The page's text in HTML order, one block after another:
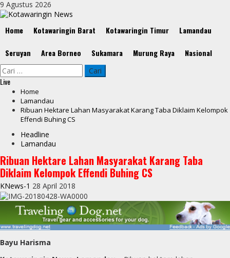
Skip
to
9 Agustus 2026
Menu
Home Kotawaringin Barat Kotawaringin Timur Lamandau
Seruyan Area Borneo Sukamara Murung Raya Nasional
Cari
untuk:
Live
Home
Lamandau
Ribuan Hektare Lahan Masyarakat Karang Taba Diklaim Kelompok
Effendi Buhing CS
Headline
Lamandau
Ribuan Hektare Lahan Masyarakat Karang Taba
Diklaim Kelompok Effendi Buhing CS
KNews-1 28 April 2018
Bayu Harisma